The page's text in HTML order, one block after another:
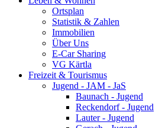
Ortsplan
Statistik & Zahlen
Immobilien
Über Uns
E-Car Sharing
VG Kärtla
Freizeit & Tourismus
Jugend - JAM - JaS
Baunach - Jugend
Reckendorf - Jugend
Lauter - Jugend